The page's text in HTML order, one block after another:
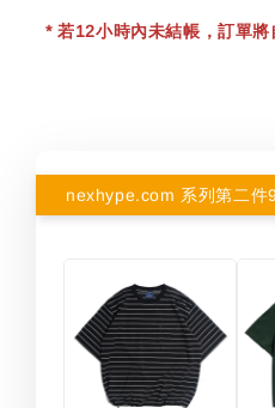
* 若12小時內未結帳，訂單將
nexhype.com 系列第二件